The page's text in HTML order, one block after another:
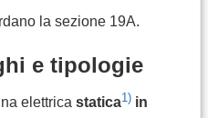
la sezione 19A.
e tipologie
elettrica statica1) in